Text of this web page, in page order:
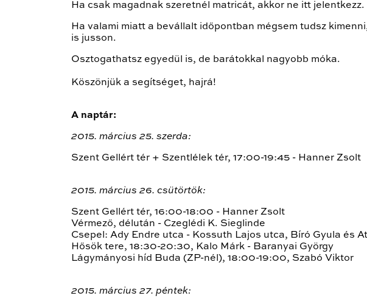
Ha csak magadnak szeretnél matricát, akkor ne itt
Ha valami miatt a bevállalt időpontban mégsem tudsz
is jusson.
Osztogathatsz egyedül is, de barátokkal nagyobb móka.
Köszönjük a segítséget, hajrá!
A naptár:
2015. március 25. szerda:
Szent Gellért tér + Szentlélek tér, 17:00-19:45 - Hanner Zsolt
2015. március 26. csütörtök:
Szent Gellért tér, 16:00-18:00 - Hanner Zsolt
Vérmező, délután - Czeglédi K. Sieglinde
Csepel: Ady Endre utca - Kossuth Lajos utca, Bíró Gyula és
Hősök tere, 18:30-20:30, Kalo Márk - Baranyai György
Lágymányosi híd Buda (ZP-nél), 18:00-19:00, Szabó Viktor
2015. március 27. péntek: